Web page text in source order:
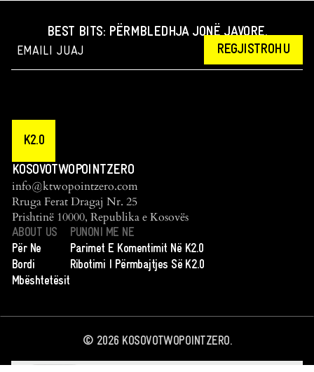
BEST BITS: PËRMBLEDHJA JONË JAVORE.
REGJISTROHU
K2.0
KOSOVOTWOPOINTZERO
info@ktwopointzero.com
Rruga Ferat Dragaj Nr. 25
Prishtinë 10000, Republika e Kosovës
ABOUT US
Për Ne
Bordi
Mbështetësit
PUNONI ME NE
Parimet E Komentimit Në K2.0
Ribotimi I Përmbajtjes Së K2.0
© 2026KOSOVOTWOPOINTZERO.